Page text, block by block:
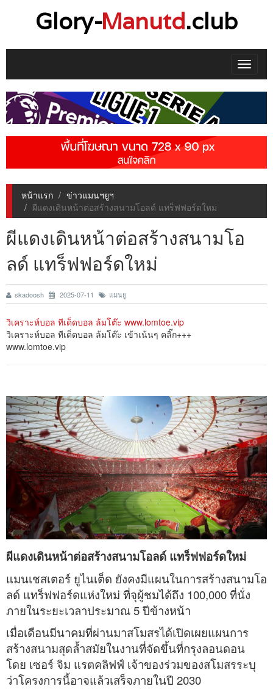
Glory-Manutd.club
Toggle
หน้าแรก
ข่าวแมนฯยูฯ
ผีแดงเดินหน้าต่อสร้างสนามโอลด์ แทร็ฟฟอร์ดใหม่
ผีแดงเดินหน้าต่อสร้างสนามโอ
ลด์ แทร็ฟฟอร์ดใหม่
skadoosh 2025-07-11 แมนยู
วิเคราะห์บอล ทีเด็ดบอล ล้มโต๊ะ www.lomtoe.vip
วิเคราะห์บอล ทีเด็ดบอล ล้มโต๊ะ เข้าเน้นๆ คลิ๊ก+++
www.lomtoe.vip
ผีแดงเดินหน้าต่อสร้างสนามโอลด์ แทร็ฟฟอร์ดใหม่
แมนเชสเตอร์ ยูไนเต็ด ยังคงมีแผนในการสร้างสนามโอ
ลด์ แทร็ฟฟอร์ดแห่งใหม่ ที่จุผู้ชมได้ถึง 100,000 ที่นั่ง
ภายในระยะเวลาประมาณ 5 ปีข้างหน้า
เมื่อเดือนมีนาคมที่ผ่านมาสโมสรได้เปิดเผยแผนการ
สร้างสนามสุดล้ำสมัยในงานที่จัดขึ้นที่กรุงลอนดอน
โดย เซอร์ จิม แรตคลิฟฟ์ เจ้าของร่วมของสโมสรระบุ
ว่าโครงการนี้อาจแล้วเสร็จภายในปี 2030